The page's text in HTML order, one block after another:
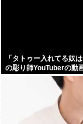
「タトゥー入れてる奴
の彫り師YouTuberの動